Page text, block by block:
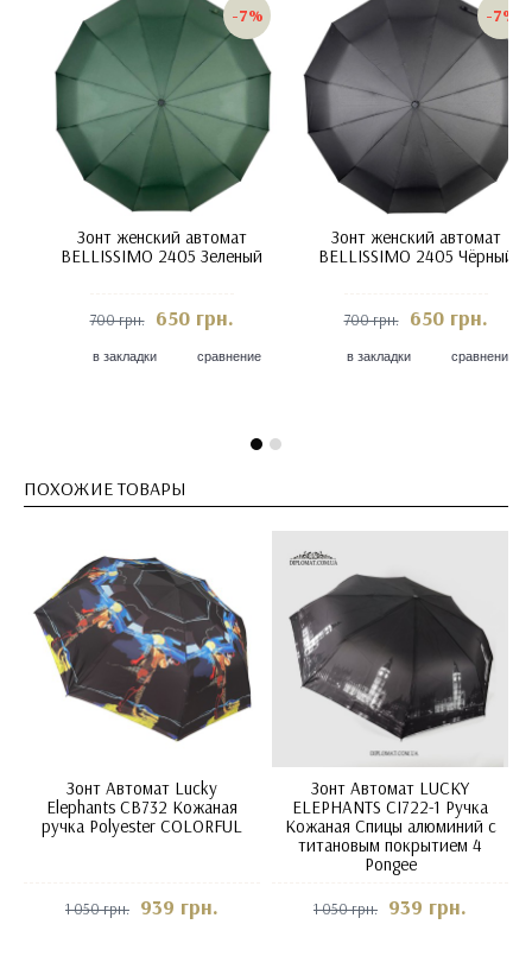
-7%
Зонт женский автомат
BELLISSIMO 2405
700 грн. 650 грн.
в закладки сравнение
-7%
Зонт женский автомат
BELLISSIMO 2405 Зеленый
700 грн. 650 грн.
в закладки сравнение
ПОХОЖИЕ ТОВАРЫ
Зонт Автомат Lucky
Elephants CB732 Кожаная
ручка Polyester COLORFUL
1 050 грн. 939 грн.
Зонт Автомат LUCKY
ELEPHANTS CI722-1 Ручка
Кожаная Спицы алюминий с
титановым покрытием 4
Pongee
1 050 грн. 939 грн.